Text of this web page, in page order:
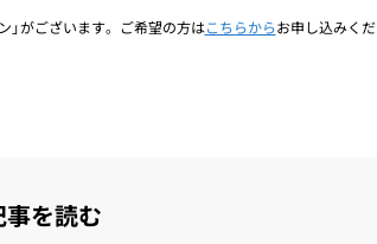
」がございます。ご希望の方はこちらからお申し込みくだ
を読む